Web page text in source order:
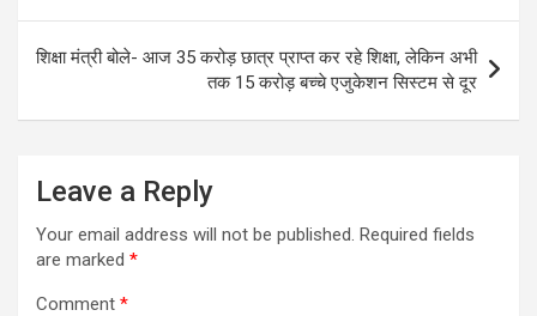
शिक्षा मंत्री बोले- आज 35 करोड़ छात्र प्राप्त कर रहे शिक्षा, लेकिन अभी
तक 15 करोड़ बच्चे एजुकेशन सिस्टम से दूर
Leave a Reply
Your email address will not be published. Required fields
are marked *
Comment *